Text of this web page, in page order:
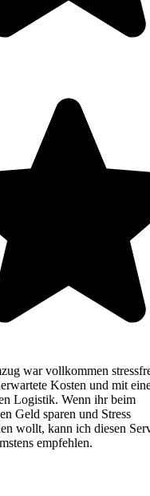
war vollkommen
Kosten und mit
Logistik. Wenn ihr beim
Geld sparen und Stress
wollt, kann ich diesen
empfehlen.